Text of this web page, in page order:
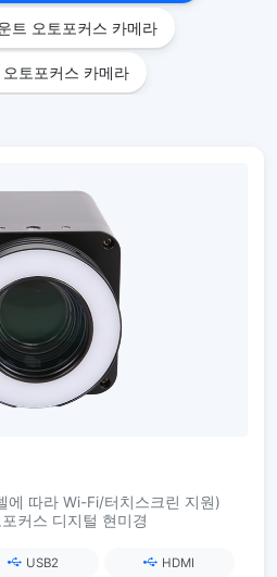
트 오토포커스 카메라
토포커스 카메라
에 따라 Wi-Fi/터치스크린 지원)
커스 디지털 현미경
USB2 HDMI